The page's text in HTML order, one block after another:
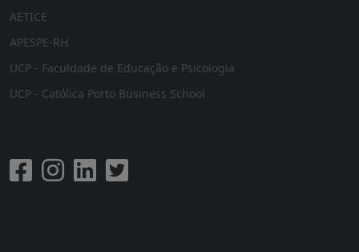
AETICE
APESPE-RH
UCP - Faculdade de Educação e Psicologia
UCP - Católica Porto Business School